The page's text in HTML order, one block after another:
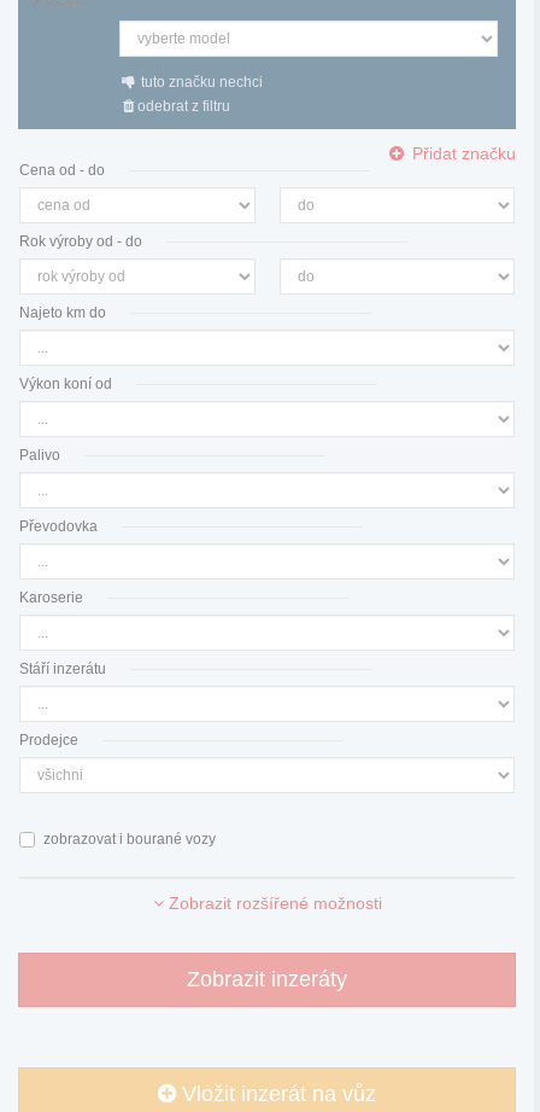
tuto značku nechci
odebrat z filtru
Přidat značku
Cena od - do
Rok výroby od - do
Najeto km do
Výkon koní od
Palivo
Převodovka
Karoserie
Stáří inzerátu
Prodejce
zobrazovat i bourané vozy
Zobrazit rozšířené možnosti
Zobrazit inzeráty
Vložit inzerát na vůz